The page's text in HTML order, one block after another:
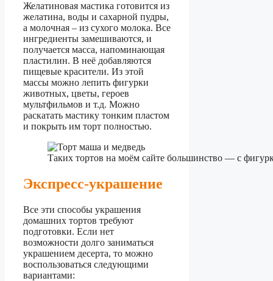
Желатиновая мастика готовится из
желатина, воды и сахарной пудры,
а молочная – из сухого молока. Все
ингредиенты замешиваются, и
получается масса, напоминающая
пластилин. В неё добавляются
пищевые красители. Из этой
массы можно лепить фигурки
животных, цветы, героев
мультфильмов и т.д. Можно
раскатать мастику тонким пластом
и покрыть им торт полностью.
Таких тортов на моём сайте большинство — с
Экспресс-украшение
Все эти способы украшения
домашних тортов требуют
подготовки. Если нет
возможности долго заниматься
украшением десерта, то можно
воспользоваться следующими
вариантами: